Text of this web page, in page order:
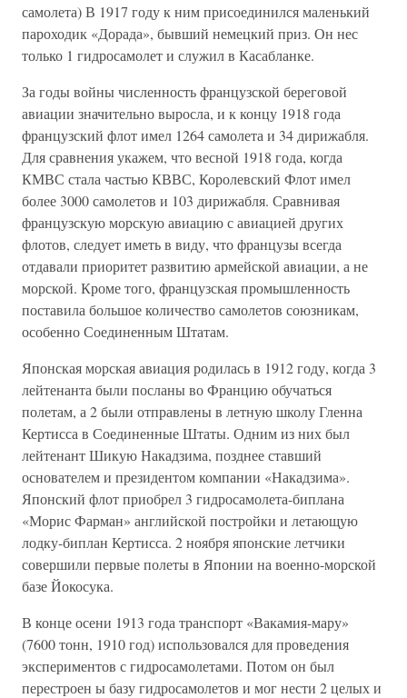
самолета) В 1917 году к ним присоединился маленький
пароходик «Дорада», бывший немецкий приз. Он нес
только 1 гидросамолет и служил в Касабланке.
За годы войны численность французской береговой
авиации значительно выросла, и к концу 1918 года
французский флот имел 1264 самолета и 34 дирижабля.
Для сравнения укажем, что весной 1918 года, когда
КМВС стала частью КВВС, Королевский Флот имел
более 3000 самолетов и 103 дирижабля. Сравнивая
французскую морскую авиацию с авиацией других
флотов, следует иметь в виду, что французы всегда
отдавали приоритет развитию армейской авиации, а не
морской. Кроме того, французская промышленность
поставила большое количество самолетов союзникам,
особенно Соединенным Штатам.
Японская морская авиация родилась в 1912 году, когда 3
лейтенанта были посланы во Францию обучаться
полетам, а 2 были отправлены в летную школу Гленна
Кертисса в Соединенные Штаты. Одним из них был
лейтенант Шикую Накадзима, позднее ставший
основателем и президентом компании «Накадзима».
Японский флот приобрел 3 гидросамолета-биплана
«Морис Фарман» английской постройки и летающую
лодку-биплан Кертисса. 2 ноября японские летчики
совершили первые полеты в Японии на военно-морской
базе Йокосука.
В конце осени 1913 года транспорт «Вакамия-мару»
(7600 тонн, 1910 год) использовался для проведения
экспериментов с гидросамолетами. Потом он был
перестроен ы базу гидросамолетов и мог нести 2 целых и